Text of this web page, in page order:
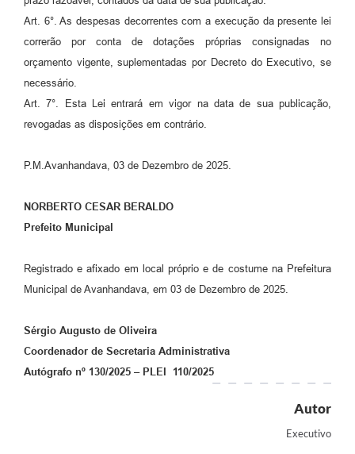
Art. 6°. As despesas decorrentes com a execução da presente lei
correrão por conta de dotações próprias consignadas no
orçamento vigente, suplementadas por Decreto do Executivo, se
necessário.
Art. 7°. Esta Lei entrará em vigor na data de sua publicação,
revogadas as disposições em contrário.
P.M.Avanhandava, 03 de Dezembro de 2025.
NORBERTO CESAR BERALDO
Prefeito Municipal
Registrado e afixado em local próprio e de costume na Prefeitura
Municipal de Avanhandava, em 03 de Dezembro de 2025.
Sérgio Augusto de Oliveira
Coordenador de Secretaria Administrativa
Autógrafo nº 130/2025 – PLEI 110/2025
Autor
Executivo